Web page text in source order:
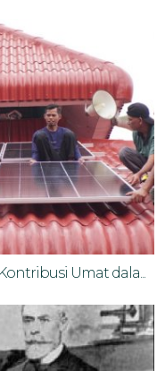
Umat dala...